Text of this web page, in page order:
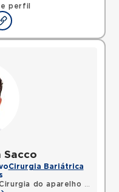
perfil
Sacco
Cirurgia Bariátrica
do aparelho digestivo